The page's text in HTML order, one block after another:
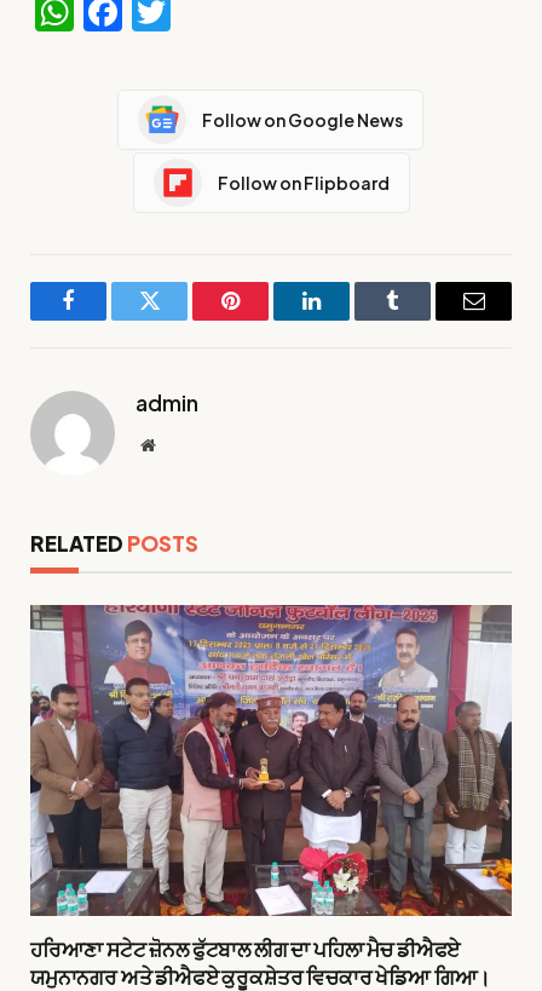
WhatsApp
Facebook
Follow on Google News
Follow on Flipboard
FacebookTwitter Pinterest LinkedInTumblr Email
admin
Website
RELATED POSTS
ਹਰਿਆਣਾ ਸਟੇਟ ਜ਼ੋਨਲ ਫੁੱਟਬਾਲ ਲੀਗ ਦਾ ਪਹਿਲਾ ਮੈਚ ਡੀਐਫਏ
ਯਮੁਨਾਨਗਰ ਅਤੇ ਡੀਐਫਏ ਕੁਰੂਕਸ਼ੇਤਰ ਵਿਚਕਾਰ ਖੇਡਿਆ ਗਿਆ।